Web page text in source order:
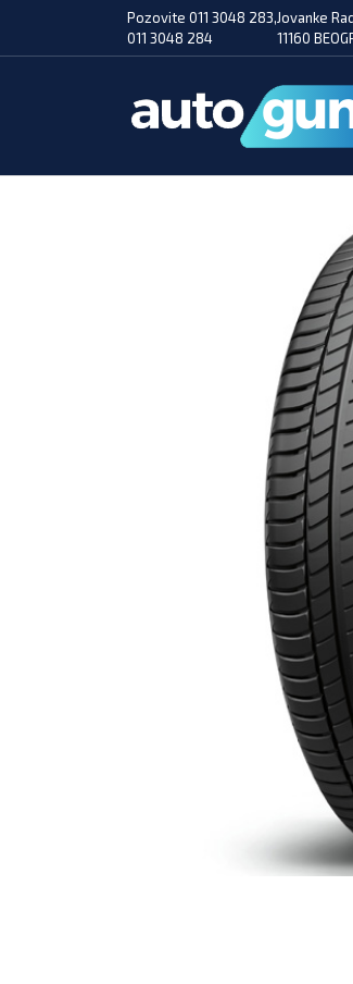
Pozovite 011 3048 283,
011 3048 284
Jovanke
11160